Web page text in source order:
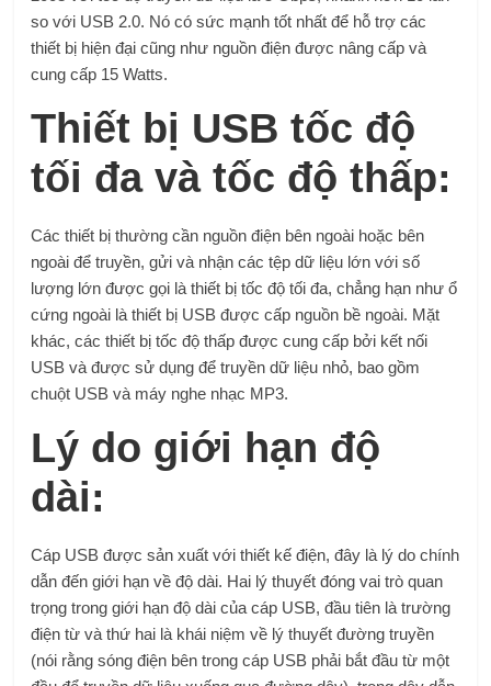
so với USB 2.0. Nó có sức mạnh tốt nhất để hỗ trợ các
thiết bị hiện đại cũng như nguồn điện được nâng cấp và
cung cấp 15 Watts.
Thiết bị USB tốc độ
tối đa và tốc độ thấp:
Các thiết bị thường cần nguồn điện bên ngoài hoặc bên
ngoài để truyền, gửi và nhận các tệp dữ liệu lớn với số
lượng lớn được gọi là thiết bị tốc độ tối đa, chẳng hạn như ổ
cứng ngoài là thiết bị USB được cấp nguồn bề ngoài. Mặt
khác, các thiết bị tốc độ thấp được cung cấp bởi kết nối
USB và được sử dụng để truyền dữ liệu nhỏ, bao gồm
chuột USB và máy nghe nhạc MP3.
Lý do giới hạn độ
dài:
Cáp USB được sản xuất với thiết kế điện, đây là lý do chính
dẫn đến giới hạn về độ dài. Hai lý thuyết đóng vai trò quan
trọng trong giới hạn độ dài của cáp USB, đầu tiên là trường
điện từ và thứ hai là khái niệm về lý thuyết đường truyền
(nói rằng sóng điện bên trong cáp USB phải bắt đầu từ một